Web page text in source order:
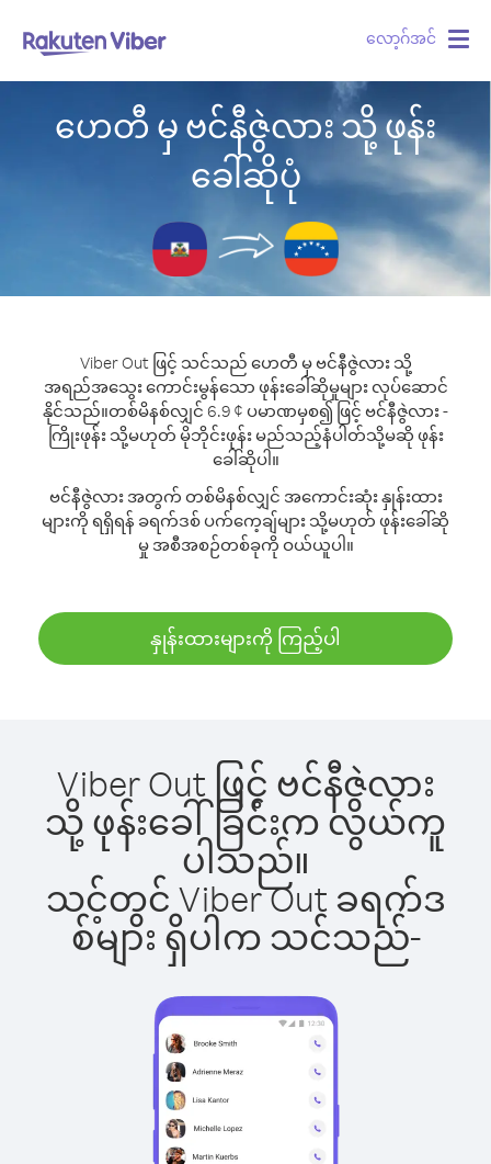
လော့ဂ်အင်
ဟေတီ မှ ဗင်နီဇွဲလား သို့ ဖုန်း
ခေါ်ဆိုပုံ
Viber Out ဖြင့် သင်သည် ဟေတီ မှ ဗင်နီဇွဲလား သို့
အရည်အသွေး ကောင်းမွန်သော ဖုန်းခေါ်ဆိုမှုများ လုပ်ဆောင်
နိုင်သည်။တစ်မိနစ်လျှင် 6.9 ¢ ပမာဏမှစ၍ ဖြင့် ဗင်နီဇွဲလား -
ကြိုးဖုန်း သို့မဟုတ် မိုဘိုင်းဖုန်း မည်သည့်နံပါတ်သို့မဆို ဖုန်း
ခေါ်ဆိုပါ။
ဗင်နီဇွဲလား အတွက် တစ်မိနစ်လျှင် အကောင်းဆုံး နှုန်းထား
များကို ရရှိရန် ခရက်ဒစ် ပက်ကေ့ချ်များ သို့မဟုတ် ဖုန်းခေါ်ဆို
မှု အစီအစဉ်တစ်ခုကို ဝယ်ယူပါ။
နှုန်းထားများကို ကြည့်ပါ
Viber Out ဖြင့် ဗင်နီဇွဲလား
သို့ ဖုန်းခေါ်ခြင်းက လွယ်ကူ
ပါသည်။
သင့်တွင် Viber Out ခရက်ဒ
စ်များ ရှိပါက သင်သည်-